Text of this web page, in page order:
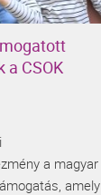
a CSOK
a magyar
amely